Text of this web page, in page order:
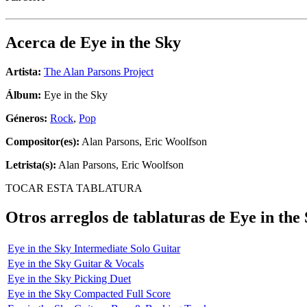
Acerca de Eye in the Sky
Artista: The Alan Parsons Project
Álbum: Eye in the Sky
Géneros: Rock, Pop
Compositor(es): Alan Parsons, Eric Woolfson
Letrista(s): Alan Parsons, Eric Woolfson
TOCAR ESTA TABLATURA
Otros arreglos de tablaturas de Eye in the
Eye in the Sky Intermediate Solo Guitar
Eye in the Sky Guitar & Vocals
Eye in the Sky Picking Duet
Eye in the Sky Compacted Full Score